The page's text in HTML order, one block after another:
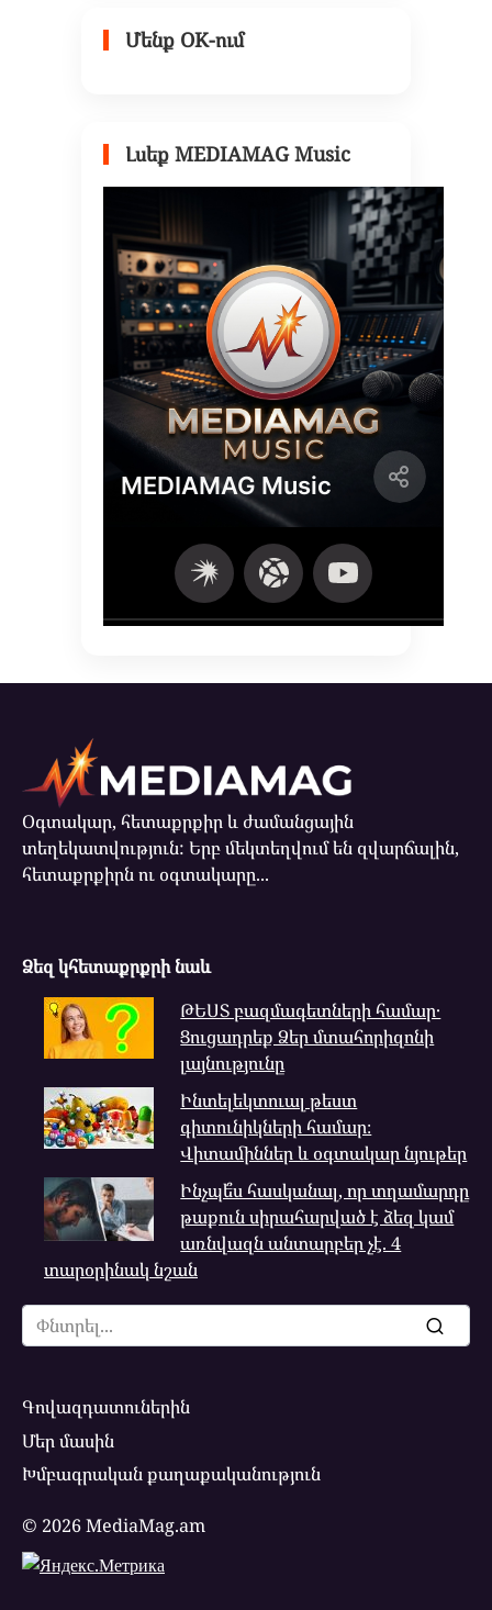
Մենք OK-ում
Լսեք MEDIAMAG Music
Օգտակար, հետաքրքիր և ժամանցային
տեղեկատվություն: Երբ մեկտեղվում են զվարճալին,
հետաքրքիրն ու օգտակարը...
Ձեզ կհետաքրքրի նաև
ԹԵՍՏ բազմագետների համար․
Ցուցադրեք Ձեր մտահորիզոնի
լայնությունը
Ինտելեկտուալ թեստ
գիտունիկների համար։
Վիտամիններ և օգտակար նյութեր
Ինչպե՞ս հասկանալ, որ տղամարդը
թաքուն սիրահարված է ձեզ կամ
առնվազն անտարբեր չէ. 4
տարօրինակ նշան
Search
for:
Գովազդատուներին
Մեր մասին
Խմբագրական քաղաքականություն
© 2026 MediaMag.am